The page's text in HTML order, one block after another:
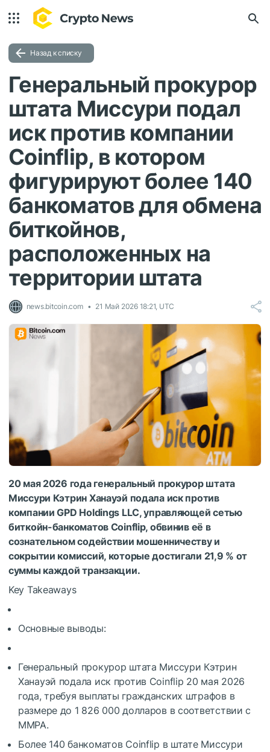
Назад к списку
Генеральный прокурор
штата Миссури подал
иск против компании
Coinflip, в котором
фигурируют более 140
банкоматов для обмена
биткойнов,
расположенных на
территории штата
news.bitcoin.com 21 Май 2026 18:21, UTC
20 мая 2026 года генеральный прокурор штата
Миссури Кэтрин Ханауэй подала иск против
компании GPD Holdings LLC, управляющей сетью
биткойн-банкоматов Coinflip, обвинив её в
сознательном содействии мошенничеству и
сокрытии комиссий, которые достигали 21,9 % от
суммы каждой транзакции.
Key Takeaways
Основные выводы:
Генеральный прокурор штата Миссури Кэтрин
Ханауэй подала иск против Coinflip 20 мая 2026
года, требуя выплаты гражданских штрафов в
размере до 1 826 000 долларов в соответствии с
MMPA.
Более 140 банкоматов Coinflip в штате Миссури